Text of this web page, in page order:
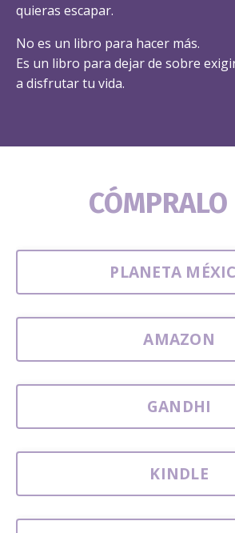
quieras escapar.
No es un libro para hacer más.
Es un libro para dejar de sobre
a disfrutar tu vida.
CÓMPRALO
PLANETA
AMAZON
GANDHI
KINDLE